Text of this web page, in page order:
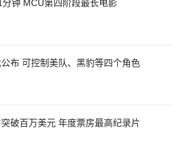
分钟 MCU第四阶段最长电影
公布 可控制美队、黑豹等四个角色
突破百万美元 年度票房最高纪录片